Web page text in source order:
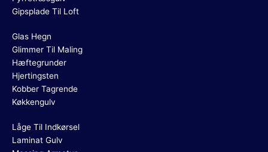
Gipsplade Til Loft
Glas Hegn
Glimmer Til Maling
Hæftegrunder
Hjertingsten
Kobber Tagrende
Køkkengulv
Låge Til Indkørsel
Laminat Gulv